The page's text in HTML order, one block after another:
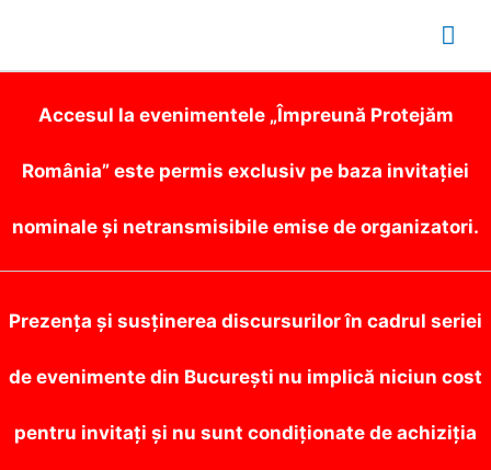
Accesul la evenimentele „Împreună Protejăm
România” este permis exclusiv pe baza invitației
nominale și netransmisibile emise de organizatori.
Prezența și susținerea discursurilor în cadrul seriei
de evenimente din București nu implică niciun cost
pentru invitați și nu sunt condiționate de achiziția